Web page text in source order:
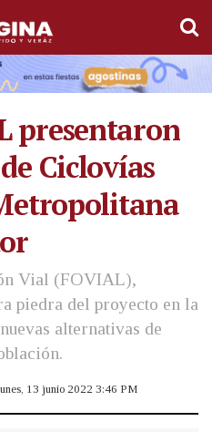
presentaron
Ciclovías
Vial (FOVIAL),
piedra del proyecto en la
alternativas de
13 junio 2022 3:46 PM